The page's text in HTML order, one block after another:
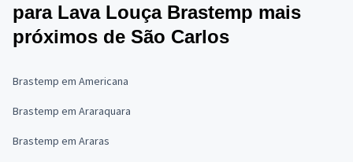
para Lava Louça Brastemp mais
próximos de São Carlos
Brastemp em Americana
Brastemp em Araraquara
Brastemp em Araras